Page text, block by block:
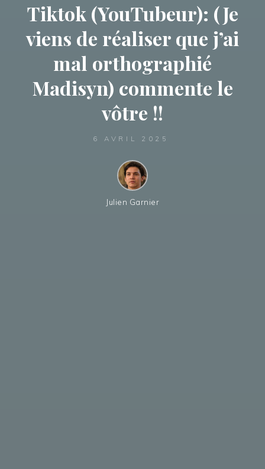
Tiktok (YouTubeur): (Je
viens de réaliser que j’ai
mal orthographié
Madisyn) commente le
vôtre !!
6 AVRIL 2025
Julien Garnier